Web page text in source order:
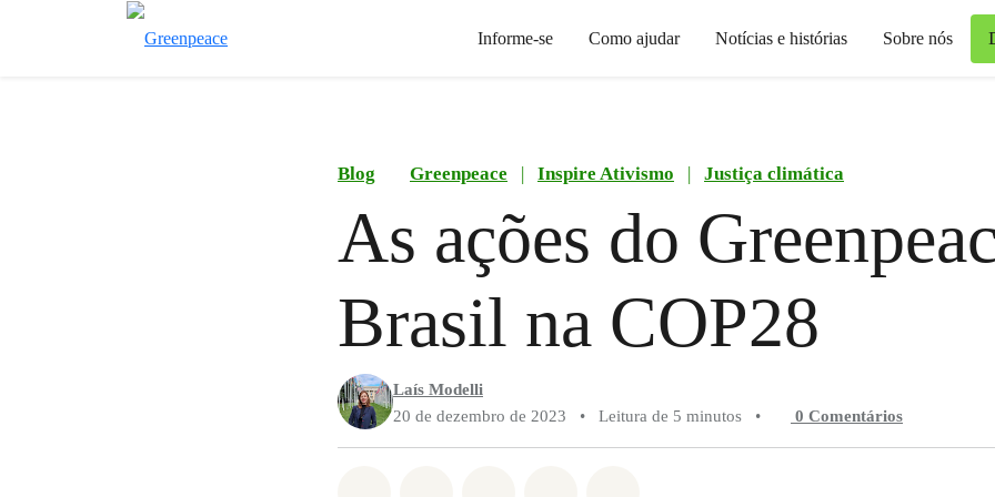
Informe-se Como ajudar Notícias e histórias Sobre nós
Blog Greenpeace | Inspire Ativismo | Justiça climática
As ações do
Brasil na COP28
Laís Modelli
20 de dezembro de 2023
• Leitura de 5 minutos • 0 Comentários